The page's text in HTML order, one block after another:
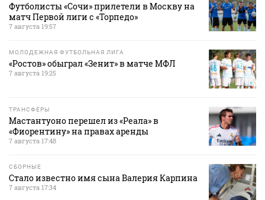
Футболисты «Сочи» прилетели в Москву на
матч Первой лиги с «Торпедо»
7 августа 19:57
МОЛОДЕЖНАЯ ФУТБОЛЬНАЯ ЛИГА
«Ростов» обыграл «Зенит» в матче МФЛ
7 августа 19:25
ТРАНСФЕРЫ
Мастантуоно перешел из «Реала» в
«Фиорентину» на правах аренды
7 августа 17:48
СБОРНЫЕ
Стало известно имя сына Валерия Карпина
7 августа 17:34